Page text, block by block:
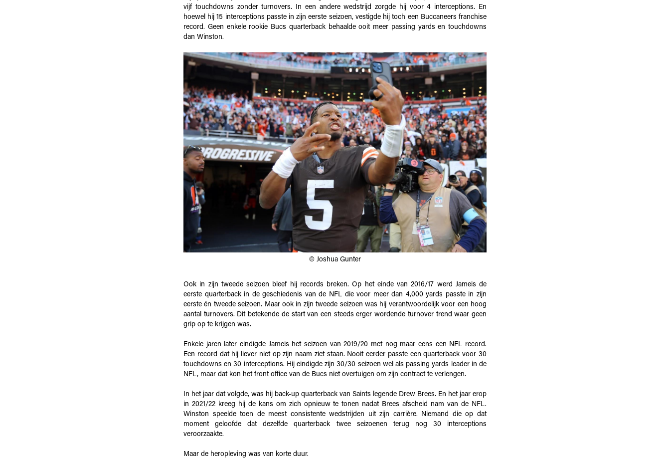
vijf touchdowns zonder turnovers. In een andere wedstrijd zorgde hij voor 4 interceptions. En
hoewel hij 15 interceptions passte in zijn eerste seizoen, vestigde hij toch een Buccaneers franchise
record. Geen enkele rookie Bucs quarterback behaalde ooit meer passing yards en touchdowns
dan Winston.
© Joshua Gunter
Ook in zijn tweede seizoen bleef hij records breken. Op het einde van 2016/17 werd Jameis de
eerste quarterback in de geschiedenis van de NFL die voor meer dan 4,000 yards passte in zijn
eerste én tweede seizoen. Maar ook in zijn tweede seizoen was hij verantwoordelijk voor een hoog
aantal turnovers. Dit betekende de start van een steeds erger wordende turnover trend waar geen
grip op te krijgen was.
Enkele jaren later eindigde Jameis het seizoen van 2019/20 met nog maar eens een NFL record.
Een record dat hij liever niet op zijn naam ziet staan. Nooit eerder passte een quarterback voor 30
touchdowns en 30 interceptions. Hij eindigde zijn 30/30 seizoen wel als passing yards leader in de
NFL, maar dat kon het front office van de Bucs niet overtuigen om zijn contract te verlengen.
In het jaar dat volgde, was hij back-up quarterback van Saints legende Drew Brees. En het jaar erop
in 2021/22 kreeg hij de kans om zich opnieuw te tonen nadat Brees afscheid nam van de NFL.
Winston speelde toen de meest consistente wedstrijden uit zijn carrière. Niemand die op dat
moment geloofde dat dezelfde quarterback twee seizoenen terug nog 30 interceptions
veroorzaakte.
Maar de heropleving was van korte duur.